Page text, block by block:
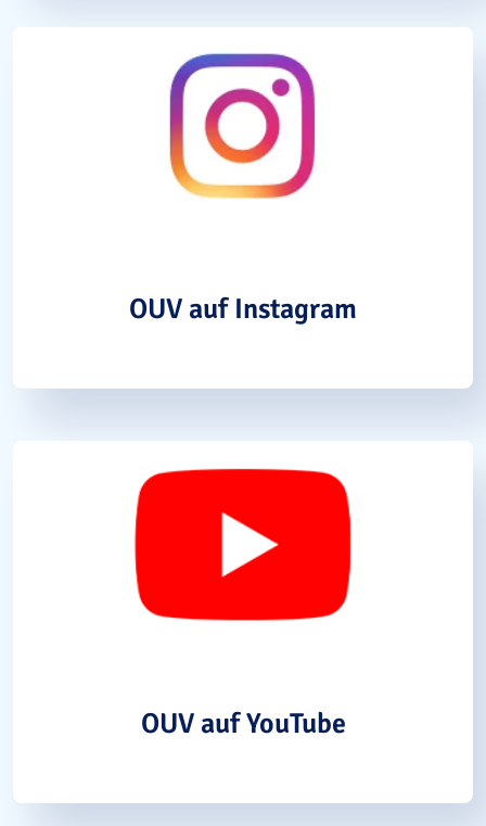
OUV auf Instagram
OUV auf YouTube